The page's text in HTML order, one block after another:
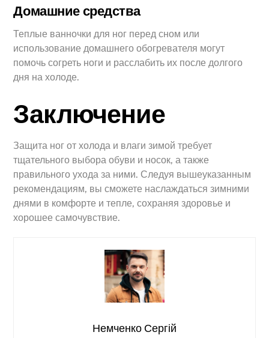
Домашние средства
Теплые ванночки для ног перед сном или
использование домашнего обогревателя могут
помочь согреть ноги и расслабить их после долгого
дня на холоде.
Заключение
Защита ног от холода и влаги зимой требует
тщательного выбора обуви и носок, а также
правильного ухода за ними. Следуя вышеуказанным
рекомендациям, вы сможете наслаждаться зимними
днями в комфорте и тепле, сохраняя здоровье и
хорошее самочувствие.
Немченко Сергій